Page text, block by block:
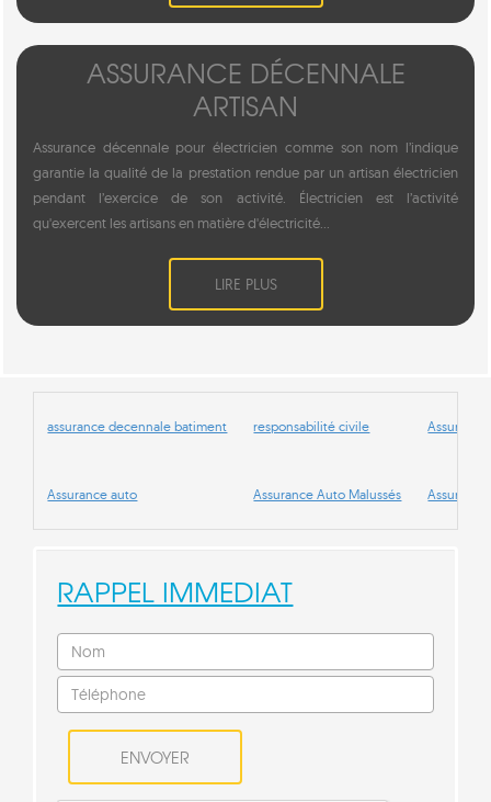
ASSURANCE DÉCENNALE
ARTISAN
Assurance décennale pour électricien comme son nom l’indique
garantie la qualité de la prestation rendue par un artisan électricien
pendant l’exercice de son activité. Électricien est l’activité
qu'exercent les artisans en matière d'électricité...
LIRE PLUS
assurance decennale batiment responsabilité civile
Assurance auto Assurance Auto Malussés
RAPPEL IMMEDIAT